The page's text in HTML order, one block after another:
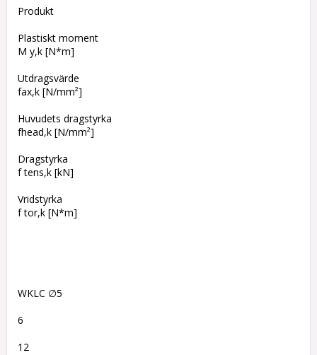
Produkt
Plastiskt moment
M y,k [N*m]
Utdragsvärde
fax,k [N/mm²]
Huvudets dragstyrka
fhead,k [N/mm²]
Dragstyrka
f tens,k [kN]
Vridstyrka
f tor,k [N*m]
WKLC ∅5
6
12